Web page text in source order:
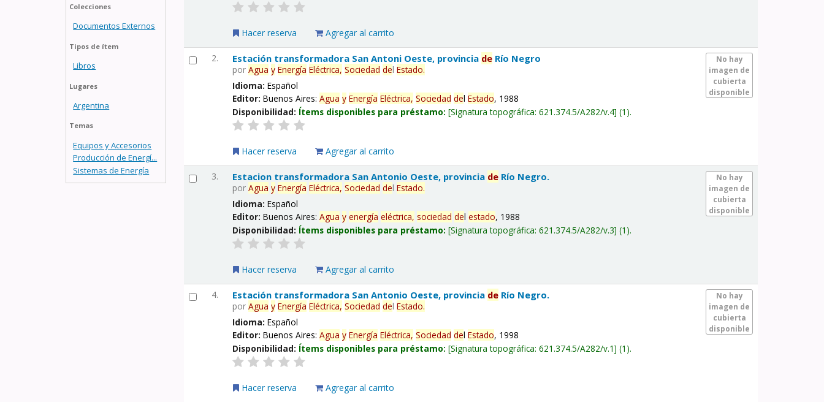
Colecciones
Documentos Externos
Tipos de ítem
Libros
Lugares
Argentina
Temas
Equipos y Accesorios
Producción de Energí...
Sistemas de Energía
Hacer reserva Agregar al carrito
2.
No hay
imagen de
cubierta
disponible
Estación transformadora San Antoni Oeste, provincia de Río Negro
porAgua y Energía Eléctrica, Sociedad delEstado.
Idioma:Español
Editor:Buenos Aires:Agua y Energía Eléctrica, Sociedad delEstado, 1988
Disponibilidad: Ítems disponibles para préstamo: Signatura topográfica:621.374.5/A282/v.4 (1).
Hacer reserva Agregar al carrito
3.
No hay
imagen de
cubierta
disponible
Estacion transformadora San Antonio Oeste, provincia de Río Negro.
porAgua y Energía Eléctrica, Sociedad delEstado.
Idioma:Español
Editor:Buenos Aires:Agua y energía eléctrica, sociedad delestado, 1988
Disponibilidad: Ítems disponibles para préstamo: Signatura topográfica:621.374.5/A282/v.3 (1).
Hacer reserva Agregar al carrito
4.
No hay
imagen de
cubierta
disponible
Estación transformadora San Antonio Oeste, provincia de Río Negro.
porAgua y Energía Eléctrica, Sociedad delEstado.
Idioma:Español
Editor:Buenos Aires:Agua y Energía Eléctrica, Sociedad delEstado, 1998
Disponibilidad: Ítems disponibles para préstamo: Signatura topográfica:621.374.5/A282/v.1 (1).
Hacer reserva Agregar al carrito